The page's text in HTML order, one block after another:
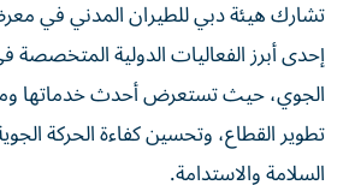
إحدى أبرز الفعاليات الدولية المتخصصة
الجوي، حيث تستعرض أحدث خدماتها
تطوير القطاع، وتحسين كفاءة الحركة
السلامة والاستدامة.